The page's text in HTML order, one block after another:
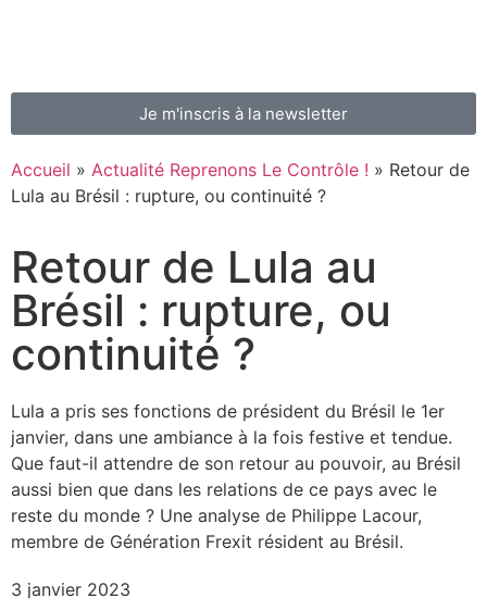
Je m'inscris à la newsletter
Accueil » Actualité Reprenons Le Contrôle ! » Retour de
Lula au Brésil : rupture, ou continuité ?
Retour de Lula au
Brésil : rupture, ou
continuité ?
Lula a pris ses fonctions de président du Brésil le 1er
janvier, dans une ambiance à la fois festive et tendue.
Que faut-il attendre de son retour au pouvoir, au Brésil
aussi bien que dans les relations de ce pays avec le
reste du monde ? Une analyse de Philippe Lacour,
membre de Génération Frexit résident au Brésil.
3 janvier 2023